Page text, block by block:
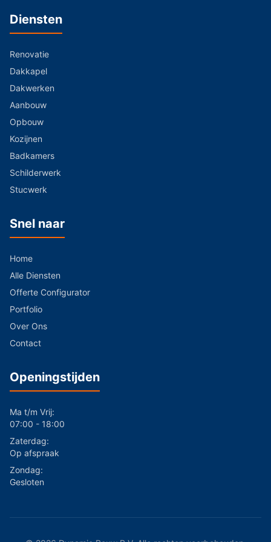
Diensten
Renovatie
Dakkapel
Dakwerken
Aanbouw
Opbouw
Kozijnen
Badkamers
Schilderwerk
Stucwerk
Snel naar
Home
Alle Diensten
Offerte Configurator
Portfolio
Over Ons
Contact
Openingstijden
Ma t/m Vrij:
07:00 - 18:00
Zaterdag:
Op afspraak
Zondag:
Gesloten